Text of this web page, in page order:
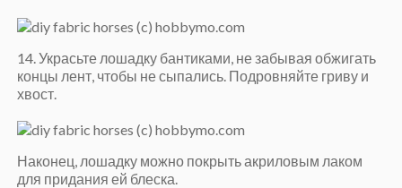
14. Украсьте лошадку бантиками, не забывая обжигать
концы лент, чтобы не сыпались. Подровняйте гриву и
хвост.
Наконец, лошадку можно покрыть акриловым лаком
для придания ей блеска.